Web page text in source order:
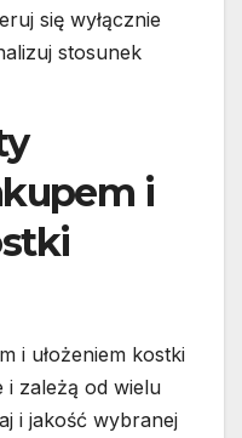
się wyłącznie
stosunek
i
i ułożeniem kostki
zależą od wielu
i jakość wybranej